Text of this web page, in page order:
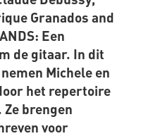
Granados and
Een
de gitaar. In dit
Michele en
het repertoire
brengen
voor